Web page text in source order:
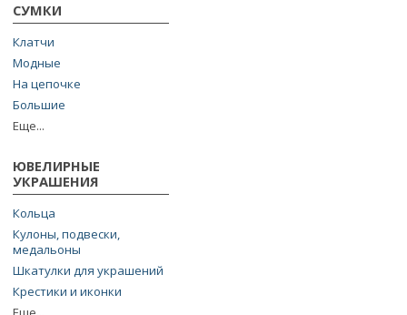
СУМКИ
Клатчи
Модные
На цепочке
Большие
Еще...
ЮВЕЛИРНЫЕ
УКРАШЕНИЯ
Кольца
Кулоны, подвески,
медальоны
Шкатулки для украшений
Крестики и иконки